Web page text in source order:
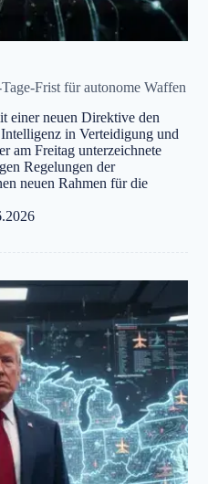
Frist für autonome Waffen
einer neuen Direktive den
in Verteidigung und
am Freitag unterzeichnete
Regelungen der
neuen Rahmen für die